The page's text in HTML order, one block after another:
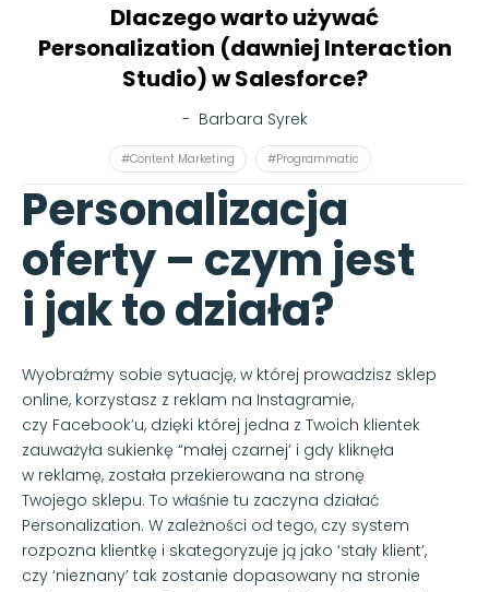
Dlaczego warto używać
Personalization (dawniej Interaction
Studio) w Salesforce?
- Barbara Syrek
#Content Marketing #Programmatic
Personalizacja
oferty – czym jest
i jak to działa?
Wyobraźmy sobie sytuację, w której prowadzisz sklep
online, korzystasz z reklam na Instagramie,
czy Facebook’u, dzięki której jedna z Twoich klientek
zauważyła sukienkę “małej czarnej’ i gdy kliknęła
w reklamę, została przekierowana na stronę
Twojego sklepu. To właśnie tu zaczyna działać
Personalization. W zależności od tego, czy system
rozpozna klientkę i skategoryzuje ją jako ‘stały klient’,
czy ‘nieznany’ tak zostanie dopasowany na stronie